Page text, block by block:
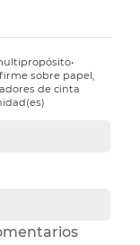
sobre papel,
de cinta